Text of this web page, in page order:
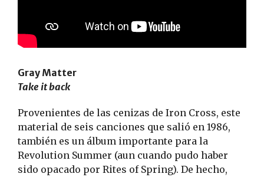
Gray Matter
Take it back
Provenientes de las cenizas de Iron Cross, este
material de seis canciones que salió en 1986,
también es un álbum importante para la
Revolution Summer (aun cuando pudo haber
sido opacado por Rites of Spring). De hecho,